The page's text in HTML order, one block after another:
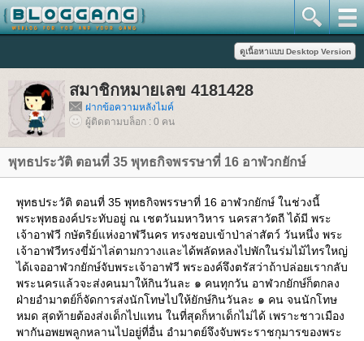
สมาชิกหมายเลข 4181428
ฝากข้อความหลังไมค์
ผู้ติดตามบล็อก : 0 คน
พุทธประวัติ ตอนที่ 35 พุทธกิจพรรษาที่ 16 อาฬวกยักษ์
พุทธประวัติ ตอนที่ 35 พุทธกิจพรรษาที่ 16 อาฬวกยักษ์ ในช่วงนี้
พระพุทธองค์ประทับอยู่ ณ เชตวันมหาวิหาร นครสาวัตถี ได้มี พระ
เจ้าอาฬวี กษัตริย์แห่งอาฬวีนคร ทรงชอบเข้าป่าล่าสัตว์ วันหนึ่ง พระ
เจ้าอาฬวีทรงขี่ม้าไล่ตามกวางและได้พลัดหลงไปพักในร่มไม้ไทรใหญ่
ได้เจออาฬวกยักษ์จับพระเจ้าอาฬวี พระองค์จึงตรัสว่าถ้าปล่อยเรากลับ
พระนครแล้วจะส่งคนมาให้กินวันละ ๑ คนทุกวัน อาฬวกยักษ์ก็ตกลง
ฝ่ายอำมาตย์ก็จัดการส่งนักโทษไปให้ยักษ์กินวันละ ๑ คน จนนักโทษ
หมด สุดท้ายต้องส่งเด็กไปแทน ในที่สุดก็หาเด็กไม่ได้ เพราะชาวเมือง
พากันอพยพลูกหลานไปอยู่ที่อื่น อำมาตย์จึงจับพระราชกุมารของพระ